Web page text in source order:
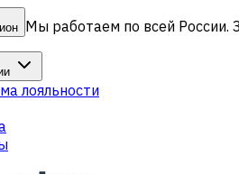
Мы работаем по всей России.
лояльности